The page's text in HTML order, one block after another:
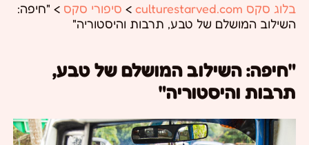
בלוג סקס culturestarved.com > סיפורי סקס > "חיפה:
השילוב המושלם של טבע, תרבות והיסטוריה"
"חיפה: השילוב המושלם של טבע,
תרבות והיסטוריה"